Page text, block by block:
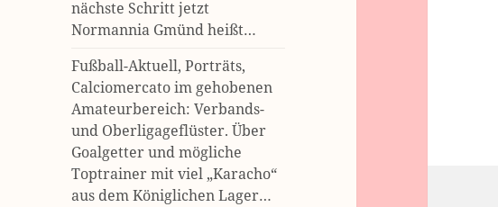
nächste Schritt jetzt
Normannia Gmünd heißt…
Fußball-Aktuell, Porträts,
Calciomercato im gehobenen
Amateurbereich: Verbands-
und Oberligageflüster. Über
Goalgetter und mögliche
Toptrainer mit viel „Karacho“
aus dem Königlichen Lager…